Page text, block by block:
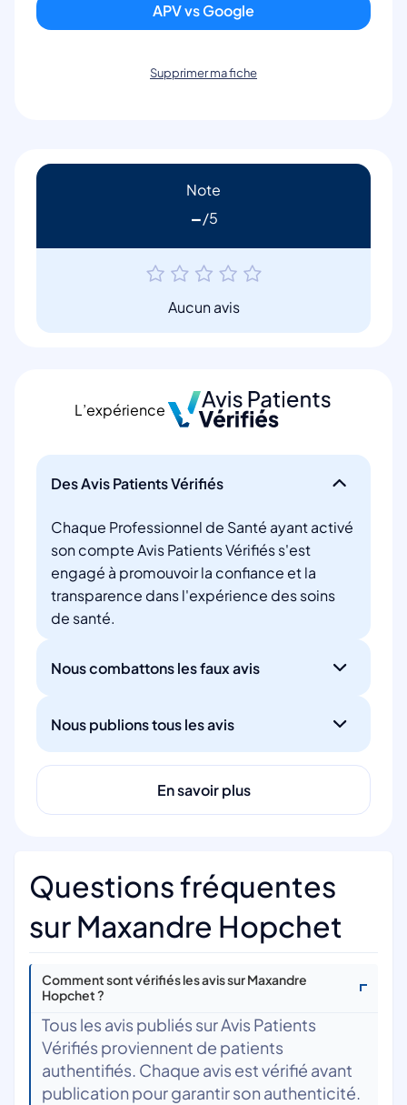
APV vs Google
Supprimer ma fiche
Note
-
Aucun avis
L’expérience
Des Avis Patients Vérifiés
Chaque Professionnel de Santé ayant activé
son compte Avis Patients Vérifiés s'est
engagé à promouvoir la confiance et la
transparence dans l'expérience des soins
de santé.
Nous combattons les faux avis
Nous publions tous les avis
En savoir plus
Questions fréquentes
sur Maxandre Hopchet
Comment sont vérifiés les avis sur Maxandre
Hopchet ?
Tous les avis publiés sur Avis Patients
Vérifiés proviennent de patients
authentifiés. Chaque avis est vérifié avant
publication pour garantir son authenticité.